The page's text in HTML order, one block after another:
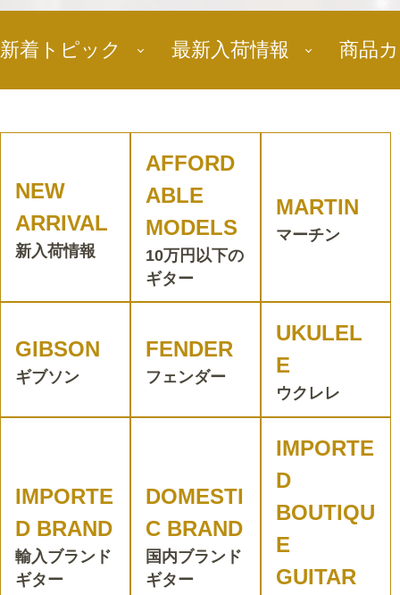
新着トピック 最新入荷情報 商品
NEW
ARRIVAL
新入荷情報
AFFORD
ABLE
MODELS
10万円以下の
ギター
MARTIN
マーチン
GIBSON
ギブソン
FENDER
フェンダー
UKULEL
E
ウクレレ
IMPORTE
D BRAND
輸入ブランド
ギター
DOMESTI
C BRAND
国内ブランド
ギター
IMPORTE
D
BOUTIQU
E
GUITAR